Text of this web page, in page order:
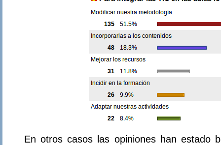
En otros casos las opiniones han estado